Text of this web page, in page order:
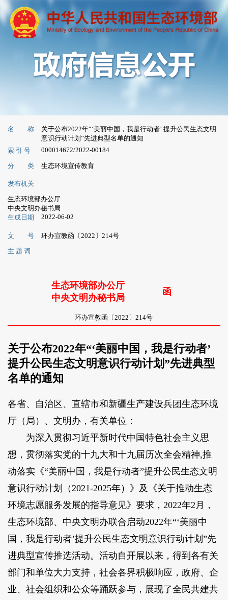
名 称
关于公布2022年“‘美丽中国，我是行动者’ 提升公民生态文明
意识行动计划”先进典型名单的通知
索 引 号
000014672/2022-00184
分 类 生态环境宣传教育
发布机关
生态环境部办公厅
中央文明办秘书局
生成日期
2022-06-02
文 号
环办宣教函〔2022〕214号
主 题 词
生态环境部办公厅
中央文明办秘书局
函
环办宣教函〔2022〕214号
关于公布2022年“‘美丽中国，我是行动者’
提升公民生态文明意识行动计划”先进典型
名单的通知
各省、自治区、直辖市和新疆生产建设兵团生态环境
厅（局）、文明办，有关单位：
为深入贯彻习近平新时代中国特色社会主义思
想，贯彻落实党的十九大和十九届历次全会精神,推
动落实《“美丽中国，我是行动者”提升公民生态文明
意识行动计划（2021-2025年）》及《关于推动生态
环境志愿服务发展的指导意见》要求，2022年2月，
生态环境部、中央文明办联合启动2022年“‘美丽中
国，我是行动者’提升公民生态文明意识行动计划”先
进典型宣传推选活动。活动自开展以来，得到各有关
部门和单位大力支持，社会各界积极响应，政府、企
业、社会组织和公众等踊跃参与，展现了全民共建共